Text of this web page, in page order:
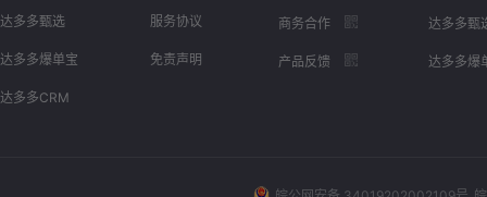
达多多甄选
达多多爆单宝
达多多CRM
服务协议
免责声明
商务合作
产品反馈
达多多甄
达多多爆